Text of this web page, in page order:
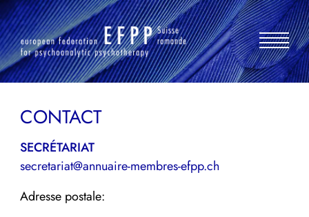
Aller
au
contenu
CONTACT
SECRÉTARIAT
secretariat@annuaire-membres-efpp.ch
Adresse postale: